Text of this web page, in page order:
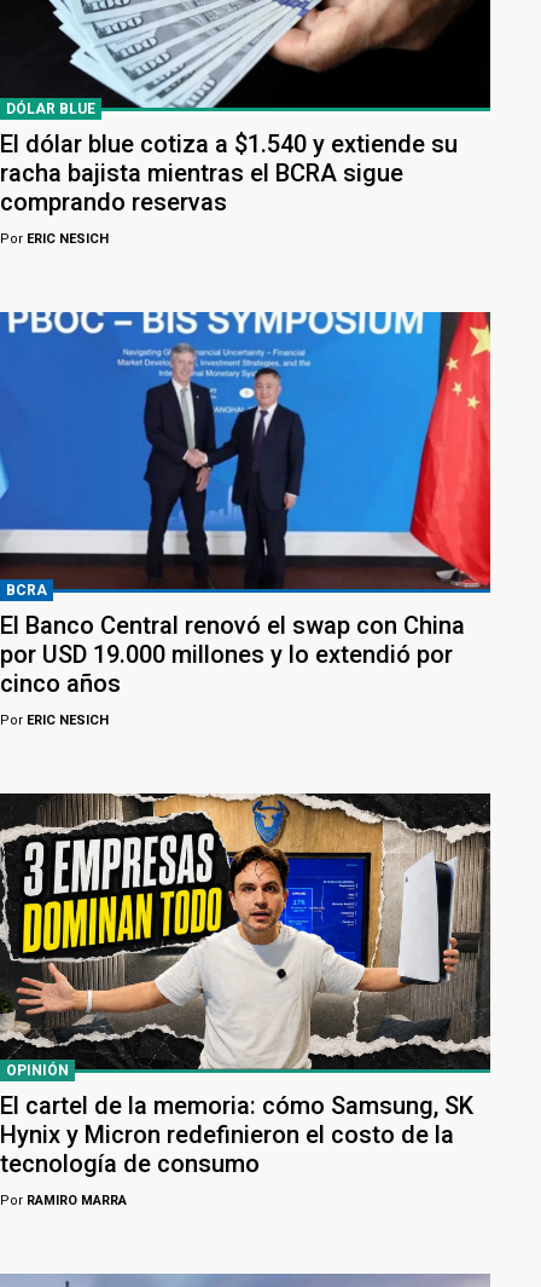
DÓLAR BLUE
El dólar blue cotiza a $1.540 y extiende su
racha bajista mientras el BCRA sigue
comprando reservas
Por ERIC NESICH
BCRA
El Banco Central renovó el swap con China
por USD 19.000 millones y lo extendió por
cinco años
Por ERIC NESICH
OPINIÓN
El cartel de la memoria: cómo Samsung, SK
Hynix y Micron redefinieron el costo de la
tecnología de consumo
Por RAMIRO MARRA